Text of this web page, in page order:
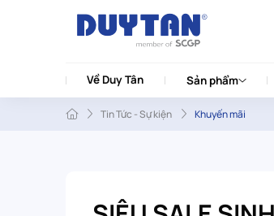
Về Duy Tân Sản phẩm
Tin Tức - Sự kiện Khuyến mãi